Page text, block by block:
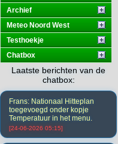
Archief
Meteo Noord West
Testhoekje
Chatbox
Laatste berichten van de
chatbox:
Frans: Nationaal Hitteplan
toegevoegd onder kopje
Temperatuur in het menu.
[24-06-2026 05:15]